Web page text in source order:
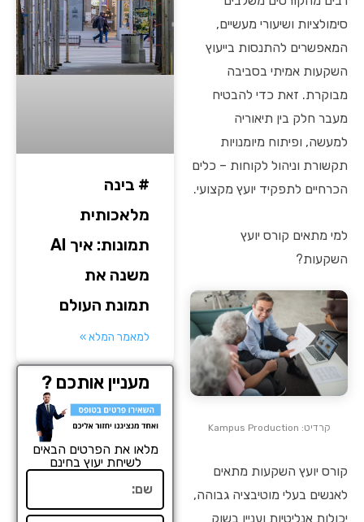
סימולציות ושיעורי מעשיים,
המאפשרים להתנסות בייעוץ
השקעות אמיתי בסביבה
מבוקרת. זאת כדי להבטיח
מעבר חלק בין תיאוריה
למעשה, ופיתוח מיומנויות
תקשורת וניהול לקוחות – כלים
הכרחיים לתפקיד יועץ מקצועי.
למי מתאים קורס יועץ
השקעות?
קרדיט: Kampus Production
קורס יועץ השקעות מתאים
לאנשים בעלי מוטיבציה גבוהה,
יכולות אנליטיות ועניין בשוק
# בינה
מלאכותית
תמונות: איך AI
משנה את
תמונת העולם
למאמר המלא »
מעניין אותכם ?
מלאו את הפרטים הבאים
לשיחת יעוץ בחינם